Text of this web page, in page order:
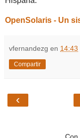
OpenSolaris - Un
vfernandezg en 14:43
Compartir
‹
Con